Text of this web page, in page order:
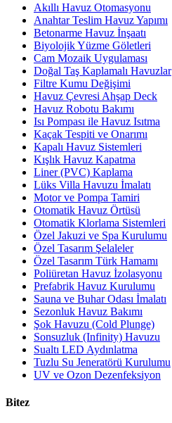
Akıllı Havuz Otomasyonu
Anahtar Teslim Havuz Yapımı
Betonarme Havuz İnşaatı
Biyolojik Yüzme Göletleri
Cam Mozaik Uygulaması
Doğal Taş Kaplamalı Havuzlar
Filtre Kumu Değişimi
Havuz Çevresi Ahşap Deck
Havuz Robotu Bakımı
Isı Pompası ile Havuz Isıtma
Kaçak Tespiti ve Onarımı
Kapalı Havuz Sistemleri
Kışlık Havuz Kapatma
Liner (PVC) Kaplama
Lüks Villa Havuzu İmalatı
Motor ve Pompa Tamiri
Otomatik Havuz Örtüsü
Otomatik Klorlama Sistemleri
Özel Jakuzi ve Spa Kurulumu
Özel Tasarım Şelaleler
Özel Tasarım Türk Hamamı
Poliüretan Havuz İzolasyonu
Prefabrik Havuz Kurulumu
Sauna ve Buhar Odası İmalatı
Sezonluk Havuz Bakımı
Şok Havuzu (Cold Plunge)
Sonsuzluk (Infinity) Havuzu
Sualtı LED Aydınlatma
Tuzlu Su Jeneratörü Kurulumu
UV ve Ozon Dezenfeksiyon
Bitez